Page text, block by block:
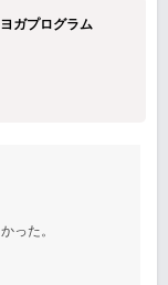
ガプログラム
った。